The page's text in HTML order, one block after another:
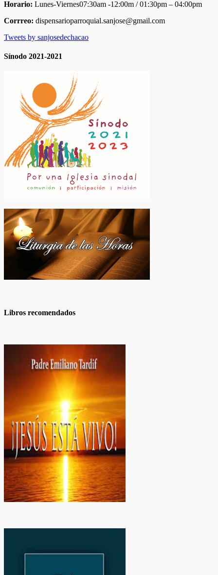
Horario: Lunes-Viernes07:30am -12:00m / 01:30pm – 04:00pm
Corrreo: dispensarioparroquial.sanjose@gmail.com
Tweets by sanjosedechacao
Sínodo 2021-2021
Libros recomendados